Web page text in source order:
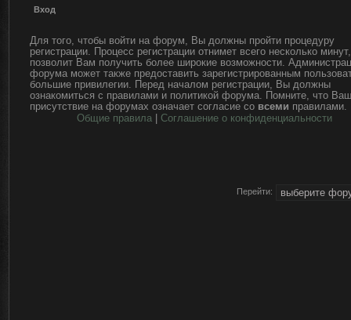
Вход
Для того, чтобы войти на форум, Вы должны пройти процедуру
регистрации. Процесс регистрации отнимет всего несколько
позволит Вам получить более широкие возможности.
форума может также предоставить зарегистрированным
большие привилегии. Перед началом регистрации, Вы должны
ознакомиться с правилами и политикой форума. Помните, что
присутствие на форумах означает согласие со всеми правилами.
Общие правила
Соглашение о конфиденциальности
Перейти: